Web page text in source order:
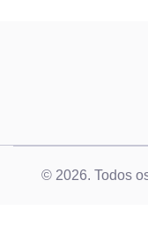
© 2026. Todos